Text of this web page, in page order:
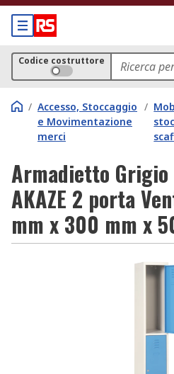
Codice costruttore
/ Accesso, Stoccaggio
e Movimentazione
merci
/
Armadietto
AKAZE 2 porta
mm x 300 mm x